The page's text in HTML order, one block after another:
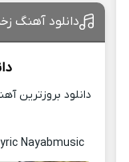
دانلود آهنگ
دانلود بروزترین
Nayabmusic